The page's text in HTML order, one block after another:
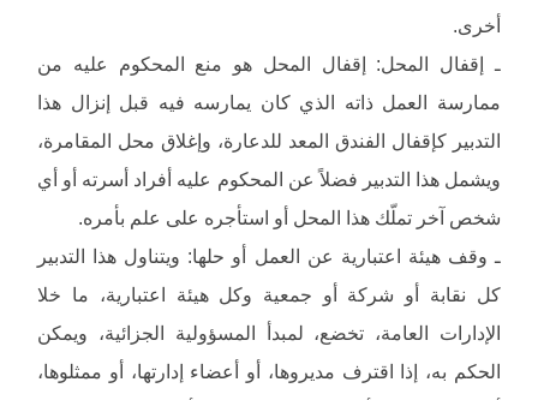
أخرى.
ـ إقفال المحل: إقفال المحل هو منع المحكوم عليه من
ممارسة العمل ذاته الذي كان يمارسه فيه قبل إنزال هذا
التدبير كإقفال الفندق المعد للدعارة، وإغلاق محل المقامرة،
ويشمل هذا التدبير فضلاً عن المحكوم عليه أفراد أسرته أو أي
شخص آخر تملّك هذا المحل أو استأجره على علم بأمره.
ـ وقف هيئة اعتبارية عن العمل أو حلها: ويتناول هذا التدبير
كل نقابة أو شركة أو جمعية وكل هيئة اعتبارية، ما خلا
الإدارات العامة، تخضع، لمبدأ المسؤولية الجزائية، ويمكن
الحكم به، إذا اقترف مديروها، أو أعضاء إدارتها، أو ممثلوها،